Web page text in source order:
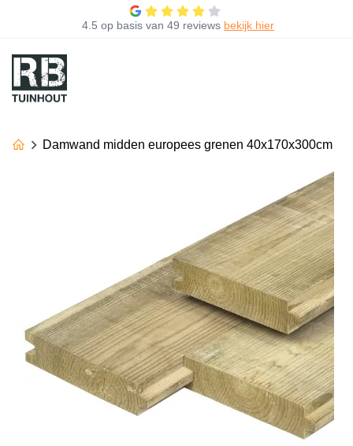
4.5 op basis van 49 reviews bekijk hier
Damwand midden europees grenen 40x170x300cm